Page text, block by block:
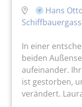
Hans
In einer
beiden
aufeinander.
ist gestorben,
verändert.